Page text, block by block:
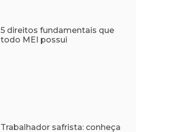
5 direitos fundamentais que
todo MEI possui
Trabalhador safrista: conheça